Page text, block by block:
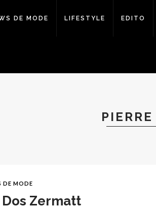
DE MODE LIFESTYLE EDITO
DE MODE
Dos Zermatt